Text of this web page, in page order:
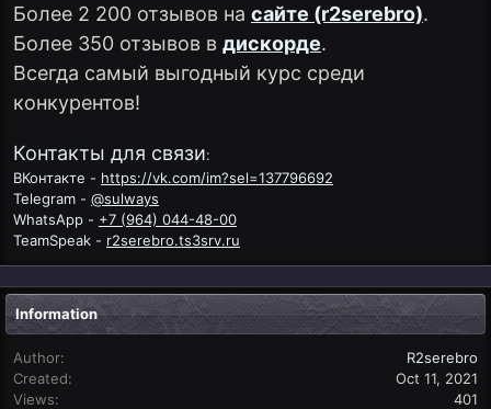
Более 2 200 отзывов на сайте (r2serebro).
Более 350 отзывов в дискорде.
Всегда самый выгодный курс среди
конкурентов!
Контакты для связи:
ВКонтакте - https://vk.com/im?sel=137796692
Telegram - @sulways
WhatsApp - +7 (964) 044-48-00
TeamSpeak - r2serebro.ts3srv.ru
Information
Author
R2serebro
Created
Oct 11, 2021
Views
401